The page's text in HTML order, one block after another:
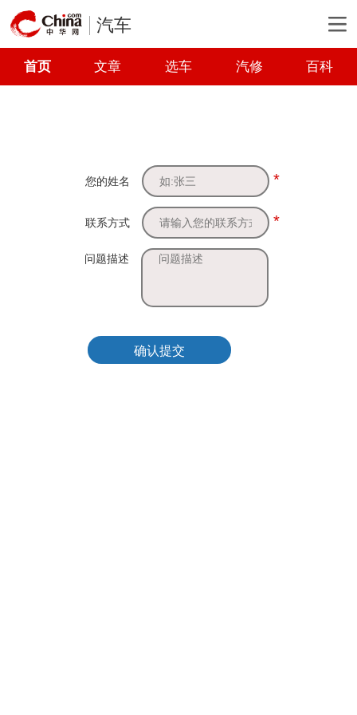
汽车
首页 文章 选车 汽修 百科
您的姓名 *
联系方式 *
问题描述
确认提交